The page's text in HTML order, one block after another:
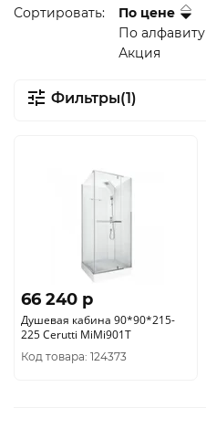
Сортировать:
По цене
По алфавиту
Акция
Фильтры(1)
66 240 p
Душевая кабина 90*90*215-
225 Cerutti MiMi901T
Код товара: 124373